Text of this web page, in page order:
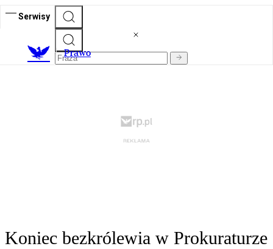
Serwisy
Prawo
Koniec bezkrólewia w Prokuraturze